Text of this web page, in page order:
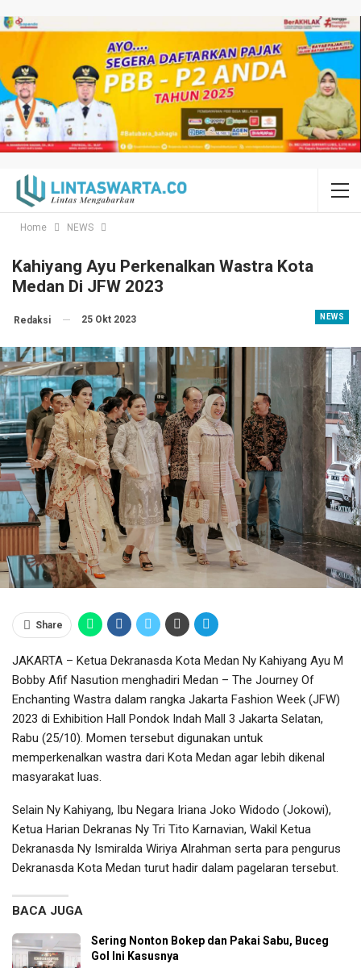
Home NEWS
Kahiyang Ayu Perkenalkan Wastra Kota
Medan Di JFW 2023
NEWS
Redaksi 25 Okt 2023
Share
JAKARTA – Ketua Dekranasda Kota Medan Ny Kahiyang Ayu M
Bobby Afif Nasution menghadiri Medan – The Journey Of
Enchanting Wastra dalam rangka Jakarta Fashion Week (JFW)
2023 di Exhibition Hall Pondok Indah Mall 3 Jakarta Selatan,
Rabu (25/10). Momen tersebut digunakan untuk
memperkenalkan wastra dari Kota Medan agar lebih dikenal
masyarakat luas.
Selain Ny Kahiyang, Ibu Negara Iriana Joko Widodo (Jokowi),
Ketua Harian Dekranas Ny Tri Tito Karnavian, Wakil Ketua
Dekranasda Ny Ismiralda Wiriya Alrahman serta para pengurus
Dekranasda Kota Medan turut hadir dalam pagelaran tersebut.
BACA JUGA
Sering Nonton Bokep dan Pakai Sabu, Buceg
Gol Ini Kasusnya